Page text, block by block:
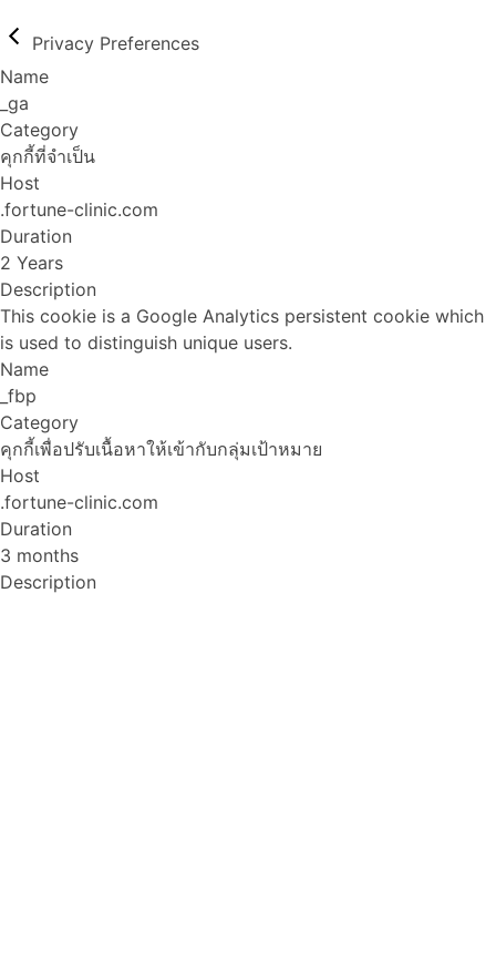
Privacy Preferences
Name
_ga
Category
คุกกี้ที่จำเป็น
Host
.fortune-clinic.com
Duration
2 Years
Description
This cookie is a Google Analytics persistent cookie which
is used to distinguish unique users.
Name
_fbp
Category
คุกกี้เพื่อปรับเนื้อหาให้เข้ากับกลุ่มเป้าหมาย
Host
.fortune-clinic.com
Duration
3 months
Description